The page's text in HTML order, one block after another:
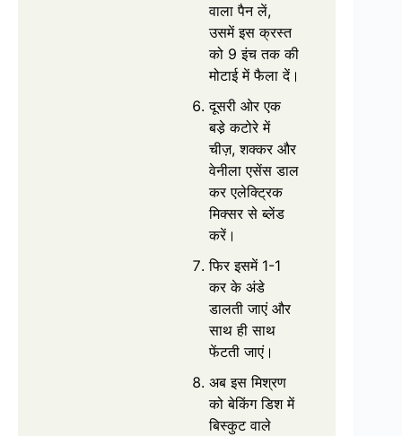
वाला पैन लें,
उसमें इस क्रस्‍त
को 9 इंच तक की
मोटाई में फैला दें।
दूसरी ओर एक
बडे़ कटोरे में
चीज़, शक्‍कर और
वेनीला एसेंस डाल
कर एलेक्‍ट्रिक
मिक्‍सर से ब्‍लेंड
करें।
फिर इसमें 1-1
कर के अंडे
डालती जाएं और
साथ ही साथ
फेंटती जाएं।
अब इस मिश्रण
को बेकिंग डिश में
बिस्‍कुट वाले